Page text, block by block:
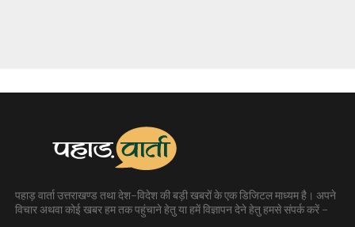
पहाड़ वार्ता उत्तराखण्ड तथा देश-विदेश की बड़ी खबरों के एक डिजिटल माध्यम है। अपने
विचार अथवा कोई खबर हम तक पहुंचाने हेतु या हमें विज्ञापन देने हेतु हमसे संपर्क करें -